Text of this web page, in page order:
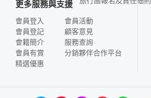
更多服務與支援
會員登入
會員登記
會籍簡介
會員有賞
精選優惠
會員活動
顧客意見
服務查詢
分銷夥伴合作平台